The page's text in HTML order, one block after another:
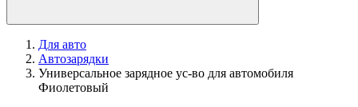
Для авто
Автозарядки
Универсальное зарядное ус-во для автомобиля
Фиолетовый